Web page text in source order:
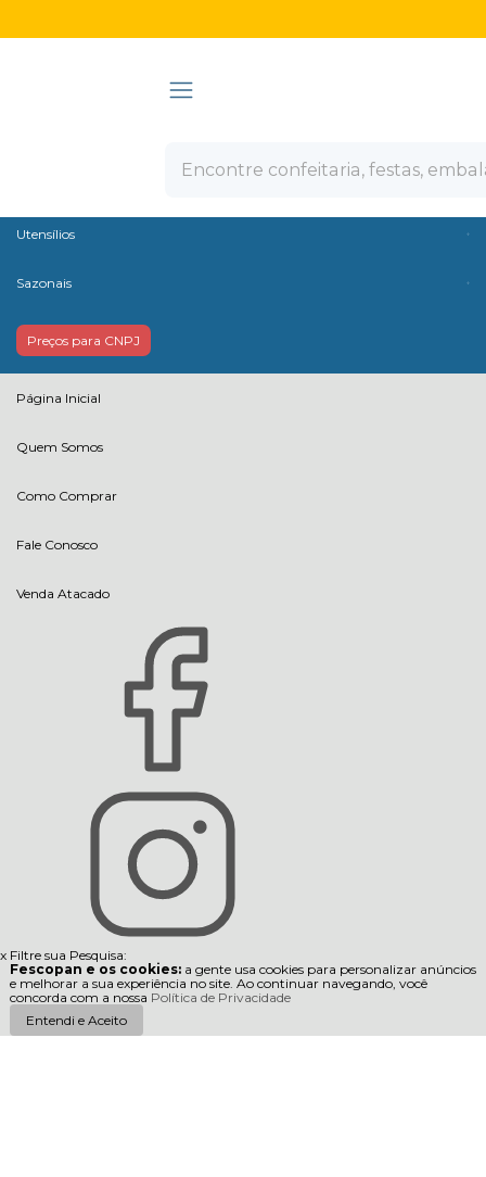
Ver todas as categorias
Utensílios
Sazonais
Preços para CNPJ
Página Inicial
Quem Somos
Como Comprar
Fale Conosco
Venda Atacado
x Filtre sua Pesquisa:
Fescopan e os cookies:a gente usa cookies para personalizar anúncios
e melhorar a sua experiência no site. Ao continuar navegando, você
concorda com a nossa Política de Privacidade
Entendi e Aceito